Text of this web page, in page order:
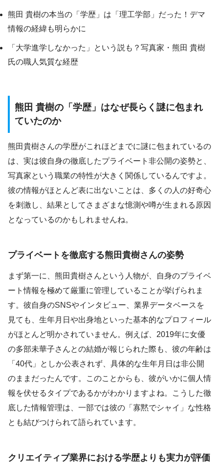
熊田 貴樹の本当の「学歴」は「理工学部」だった！デマ
情報の経緯も明らかに
「大学進学しなかった」という説も？写真家・熊田 貴樹
氏の職人気質な経歴
熊田 貴樹の「学歴」はなぜ長らく謎に包まれ
ていたのか
熊田貴樹さんの学歴がこれほどまでに謎に包まれているの
は、実は彼自身の徹底したプライベート非公開の姿勢と、
写真家という職業の特性が大きく関係しているんですよ。
彼の情報がほとんど表に出ないことは、多くの人の好奇心
を刺激し、結果としてさまざまな憶測や噂が生まれる原因
となっているのかもしれませんね。
プライベートを徹底する熊田貴樹さんの姿勢
まず第一に、熊田貴樹さんという人物が、自身のプライベ
ート情報を極めて厳重に管理していることが挙げられま
す。彼自身のSNSやインタビュー、業界データベースを
見ても、生年月日や出身地といった基本的なプロフィール
がほとんど明かされていません。例えば、2019年に女優
の多部未華子さんとの結婚が報じられた際も、彼の年齢は
「40代」としか公表されず、具体的な生年月日は非公開
のままだったんです。このことからも、彼がいかに個人情
報を伏せるタイプであるかがわかりますよね。こうした徹
底した情報管理は、一部では彼の「寡黙でシャイ」な性格
とも結びつけられて語られています。
クリエイティブ業界における学歴よりも実力が評価